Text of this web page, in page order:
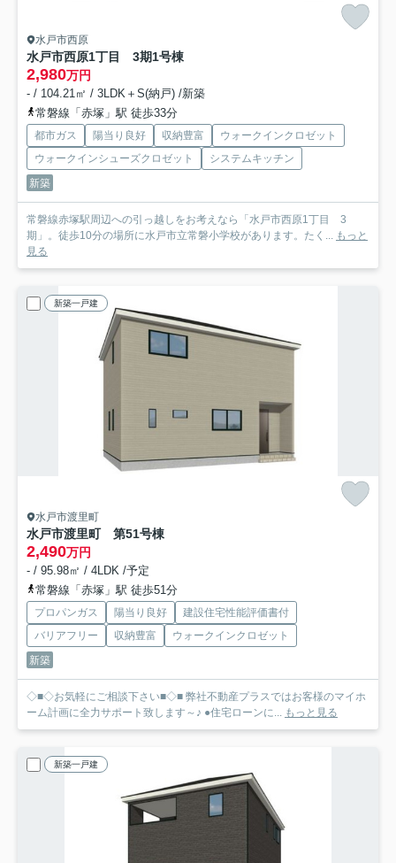
水戸市西原
水戸市西原1丁目 3期1号棟
2,980万円
- / 104.21㎡ / 3LDK＋S(納戸) /新築
常磐線「赤塚」駅 徒歩33分
都市ガス 陽当り良好 収納豊富
ウォークインクロゼット
ウォークインシューズクロゼット
システムキッチン
新築
常磐線赤塚駅周辺への引っ越しをお考えなら「水戸市西原1丁目 3
期」。徒歩10分の場所に水戸市立常磐小学校があります。たく...
もっと
見る
新築一戸建
水戸市渡里町
水戸市渡里町 第51号棟
2,490万円
- / 95.98㎡ / 4LDK /予定
常磐線「赤塚」駅 徒歩51分
プロパンガス 陽当り良好
建設住宅性能評価書付
バリアフリー
収納豊富
ウォークインクロゼット
新築
◇■◇お気軽にご相談下さい■◇■ 弊社不動産プラスではお客様のマイホ
ーム計画に全力サポート致します～♪ ●住宅ローンに...
もっと見る
新築一戸建